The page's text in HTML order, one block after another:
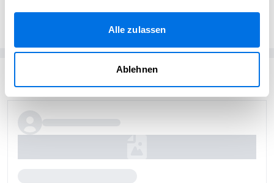
Alle zulassen
Ablehnen